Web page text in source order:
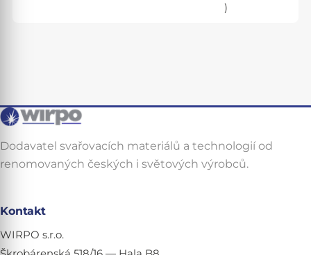
)
Dodavatel svařovacích materiálů a technologií od
renomovaných českých i světových výrobců.
Kontakt
WIRPO s.r.o.